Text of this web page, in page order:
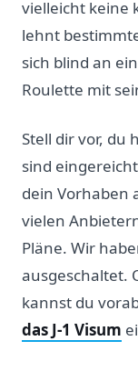
vielleicht keine
lehnt
sich blind an
Roulette mit
Stell dir vor, du
sind
dein Vorhaben
vielen
Pläne. Wir
ausgeschaltet.
kannst du
das J-1 Visum